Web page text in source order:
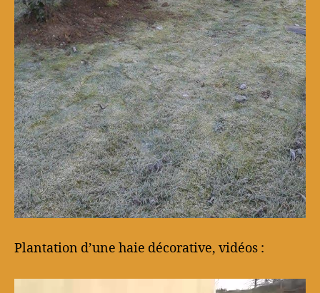
Plantation d’une haie décorative, vidéos :